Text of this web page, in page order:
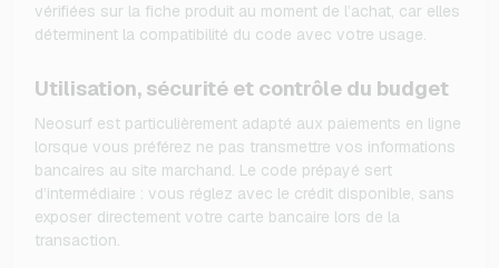
vérifiées sur la fiche produit au moment de l’achat, car elles
déterminent la compatibilité du code avec votre usage.
Utilisation, sécurité et contrôle du budget
Neosurf est particulièrement adapté aux paiements en ligne
lorsque vous préférez ne pas transmettre vos informations
bancaires au site marchand. Le code prépayé sert
d’intermédiaire : vous réglez avec le crédit disponible, sans
exposer directement votre carte bancaire lors de la
transaction.